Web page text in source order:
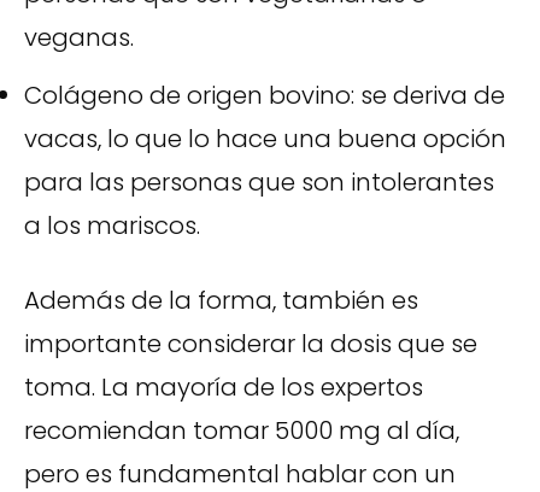
veganas.
Colágeno de origen bovino: se deriva de
vacas, lo que lo hace una buena opción
para las personas que son intolerantes
a los mariscos.
Además de la forma, también es
importante considerar la dosis que se
toma. La mayoría de los expertos
recomiendan tomar 5000 mg al día,
pero es fundamental hablar con un